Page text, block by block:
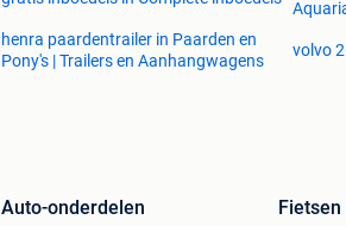
henra paardentrailer in Paarden en
Pony's | Trailers en Aanhangwagens
volvo
Auto-onderdelen